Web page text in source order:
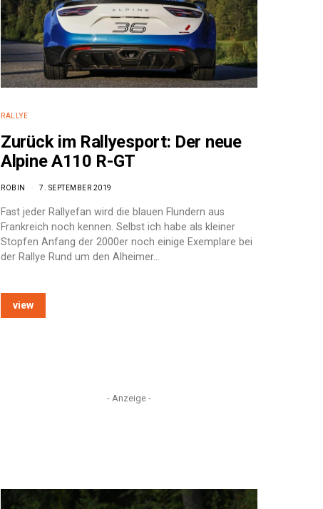
RALLYE
Zurück im Rallyesport: Der neue
Alpine A110 R-GT
ROBIN 7. SEPTEMBER 2019
Fast jeder Rallyefan wird die blauen Flundern aus
Frankreich noch kennen. Selbst ich habe als kleiner
Stopfen Anfang der 2000er noch einige Exemplare bei
der Rallye Rund um den Alheimer…
view
- Anzeige -